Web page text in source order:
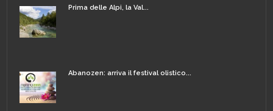
Prima delle Alpi, la Val...
Abanozen: arriva il festival olistico...